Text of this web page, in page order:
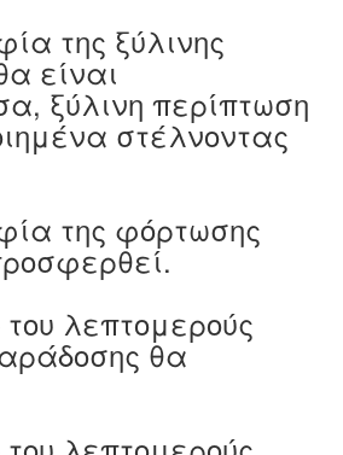
της ξύλινης
είναι
ξύλινη περίπτωση
στέλνοντας
της φόρτωσης
λεπτομερούς
θα